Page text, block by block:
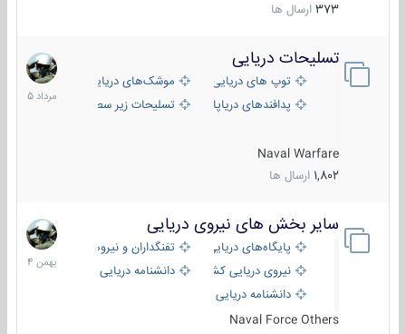
373 ارسال ها
تسلیحات دریایی
توپ های دریایی
موشک‌های دریایی
پدافندهای دریاپایه
تسلیحات زیر سطحی
Naval Warfare
1,802 ارسال ها
2
مرداد
سایر بخش های نیروی دریایی
پایگاه‌های دریایی
تفنگداران و نیروهای ویژه‌ی دریایی
نیروی دریایی کشورهای مختلفدانشنامه دریایی
دانشنامه دریایی کپی
Naval Force Others
22
بهمن